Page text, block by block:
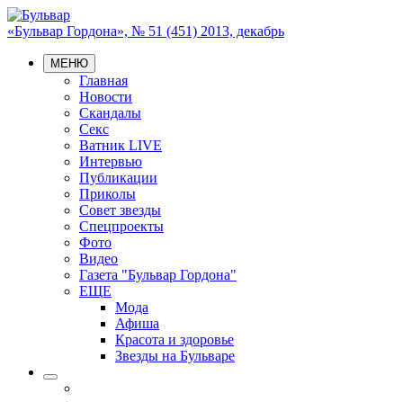
«Бульвар Гордона», № 51 (451) 2013, декабрь
МЕНЮ
Главная
Новости
Скандалы
Секс
Ватник LIVE
Интервью
Публикации
Приколы
Совет звезды
Спецпроекты
Фото
Видео
Газета "Бульвар Гордона"
ЕЩЕ
Мода
Афиша
Красота и здоровье
Звезды на Бульваре